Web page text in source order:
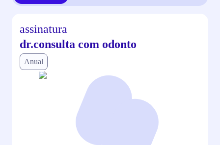
assinatura
dr.consulta com odonto
Anual